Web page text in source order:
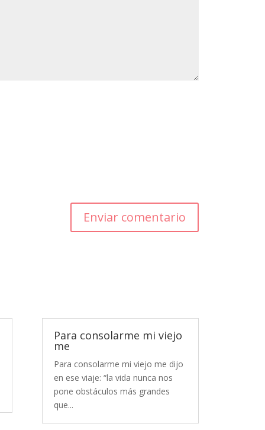
Enviar comentario
Para consolarme mi viejo
me
Para consolarme mi viejo me dijo
en ese viaje: “la vida nunca nos
pone obstáculos más grandes
que...